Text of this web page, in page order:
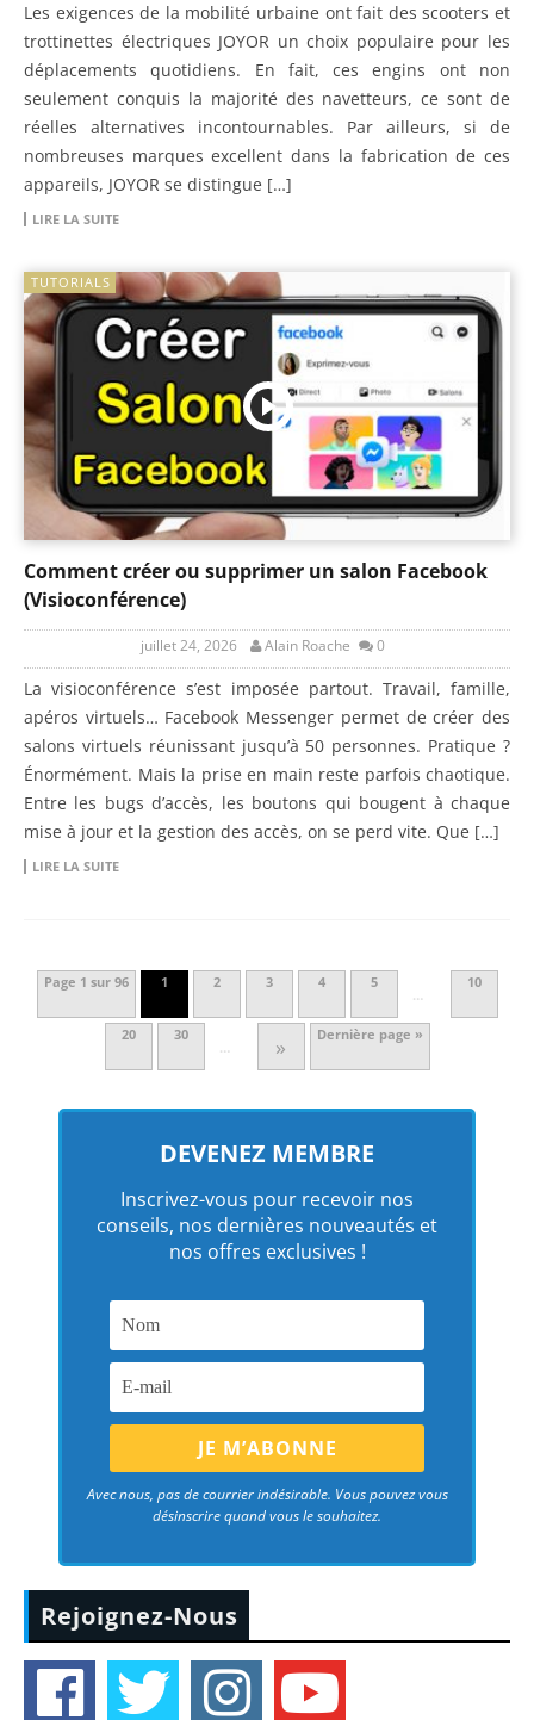
Les exigences de la mobilité urbaine ont fait des scooters et
trottinettes électriques JOYOR un choix populaire pour les
déplacements quotidiens. En fait, ces engins ont non
seulement conquis la majorité des navetteurs, ce sont de
réelles alternatives incontournables. Par ailleurs, si de
nombreuses marques excellent dans la fabrication de ces
appareils, JOYOR se distingue […]
LIRE LA SUITE
TUTORIALS
Comment créer ou supprimer un salon Facebook
(Visioconférence)
juillet 24, 2026 Alain Roache 0
La visioconférence s’est imposée partout. Travail, famille,
apéros virtuels… Facebook Messenger permet de créer des
salons virtuels réunissant jusqu’à 50 personnes. Pratique ?
Énormément. Mais la prise en main reste parfois chaotique.
Entre les bugs d’accès, les boutons qui bougent à chaque
mise à jour et la gestion des accès, on se perd vite. Que […]
LIRE LA SUITE
Page 1 sur 96 1 2 3 4 5
…
10
20 30
… » Dernière page »
DEVENEZ MEMBRE
Inscrivez-vous pour recevoir nos
conseils, nos dernières nouveautés et
nos offres exclusives !
Avec nous, pas de courrier indésirable. Vous pouvez vous
désinscrire quand vous le souhaitez.
Rejoignez-Nous